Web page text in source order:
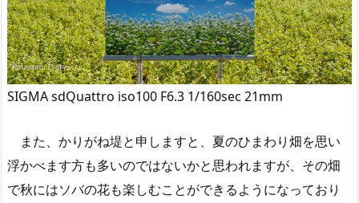
SIGMA sdQuattro iso100 F6.3 1/160sec 21mm
また、かりがね堤と申しますと、夏のひまわり畑を思い
浮かべます方も多いのではないかと思われますが、その畑
で秋にはソバの花も楽しむことができるようになっており